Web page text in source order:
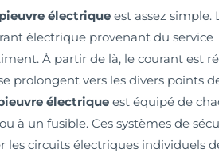
électrique est assez simple.
électrique provenant du service
À partir de là, le courant est
prolongent vers les divers points
électrique est équipé de
à un fusible. Ces systèmes de
les circuits électriques individuels